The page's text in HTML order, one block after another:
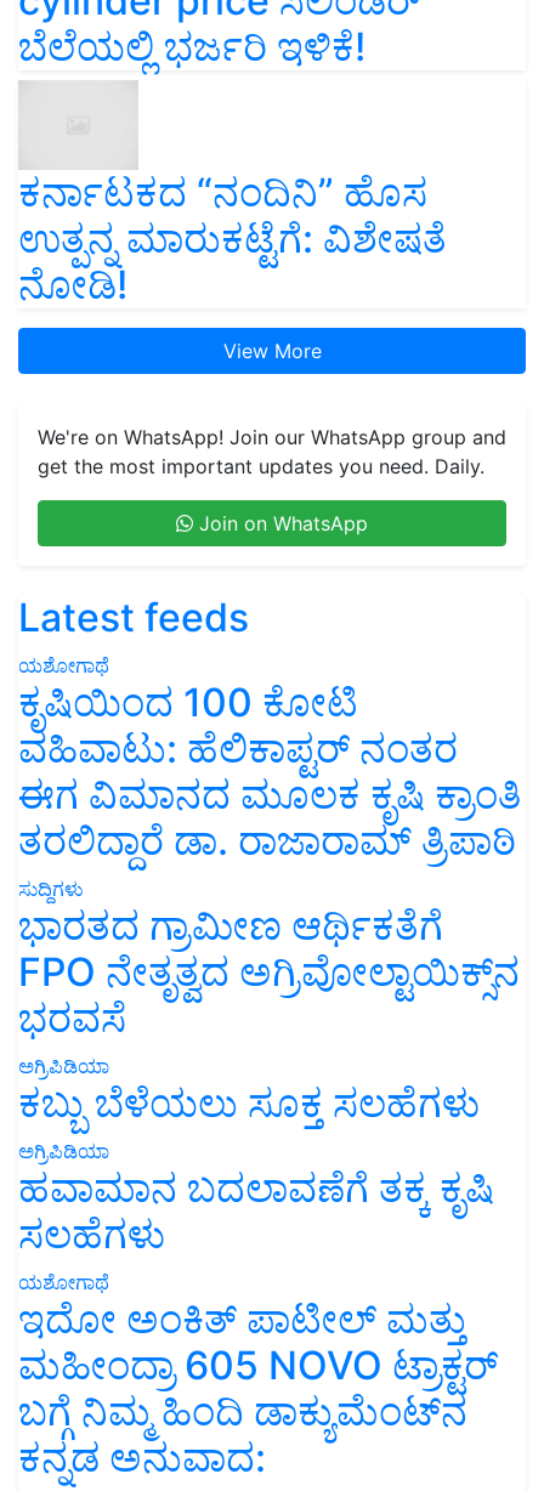
ಬೆಲೆಯಲ್ಲಿ ಭರ್ಜರಿ ಇಳಿಕೆ!
ಕರ್ನಾಟಕದ “ನಂದಿನಿ” ಹೊಸ
ಉತ್ಪನ್ನ ಮಾರುಕಟ್ಟೆಗೆ: ವಿಶೇಷತೆ
ನೋಡಿ!
View More
We're on WhatsApp! Join our WhatsApp group and
get the most important updates you need. Daily.
Join on WhatsApp
Latest feeds
ಯಶೋಗಾಥೆ
ಕೃಷಿಯಿಂದ 100 ಕೋಟಿ
ವಹಿವಾಟು: ಹೆಲಿಕಾಪ್ಟರ್ ನಂತರ
ಈಗ ವಿಮಾನದ ಮೂಲಕ ಕೃಷಿ ಕ್ರಾಂತಿ
ತರಲಿದ್ದಾರೆ ಡಾ. ರಾಜಾರಾಮ್ ತ್ರಿಪಾಠಿ
ಸುದ್ದಿಗಳು
ಭಾರತದ ಗ್ರಾಮೀಣ ಆರ್ಥಿಕತೆಗೆ
FPO ನೇತೃತ್ವದ ಅಗ್ರಿವೋಲ್ಟಾಯಿಕ್ಸ್‌ನ
ಭರವಸೆ
ಅಗ್ರಿಪಿಡಿಯಾ
ಕಬ್ಬು ಬೆಳೆಯಲು ಸೂಕ್ತ ಸಲಹೆಗಳು
ಅಗ್ರಿಪಿಡಿಯಾ
ಹವಾಮಾನ ಬದಲಾವಣೆಗೆ ತಕ್ಕ ಕೃಷಿ
ಸಲಹೆಗಳು
ಯಶೋಗಾಥೆ
ಇದೋ ಅಂಕಿತ್ ಪಾಟೀಲ್ ಮತ್ತು
ಮಹೀಂದ್ರಾ 605 NOVO ಟ್ರಾಕ್ಟರ್
ಬಗ್ಗೆ ನಿಮ್ಮ ಹಿಂದಿ ಡಾಕ್ಯುಮೆಂಟ್‌ನ
ಕನ್ನಡ ಅನುವಾದ: